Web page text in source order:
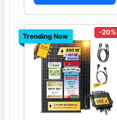
Trending Now -20%